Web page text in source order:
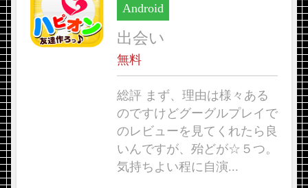
Android
出会い
無料
総評 まず、理由は様々ある
のですけどグーグルプレイで
のレビューを見てくれたら良
いんですが、殆どが☆５つ。
気持ちよい程に自演...